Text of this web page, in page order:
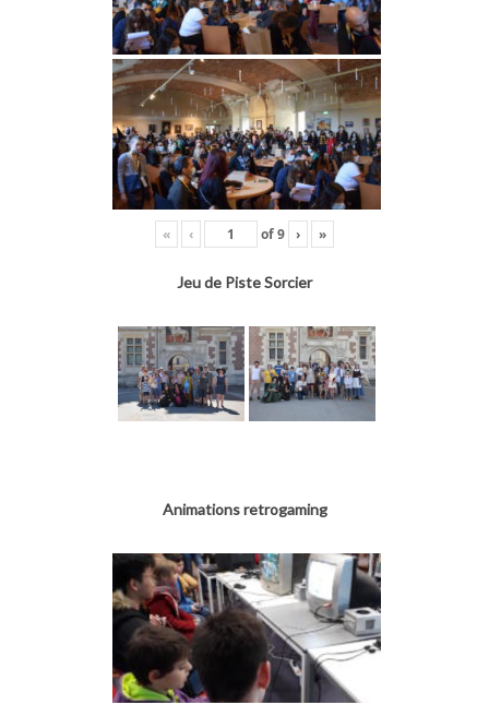
« ‹ of9 › »
Jeu de Piste Sorcier
Animations retrogaming